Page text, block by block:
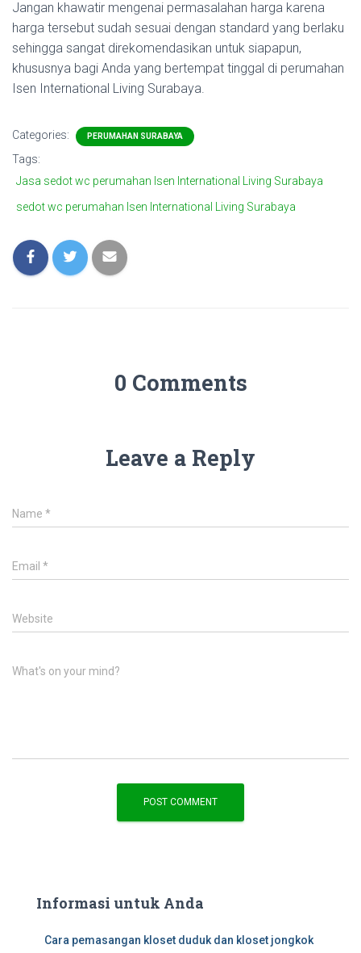
Jangan khawatir mengenai permasalahan harga karena
harga tersebut sudah sesuai dengan standard yang berlaku
sehingga sangat direkomendasikan untuk siapapun,
khususnya bagi Anda yang bertempat tinggal di perumahan
Isen International Living Surabaya.
Categories: PERUMAHAN SURABAYA
Tags:
Jasa sedot wc perumahan Isen International Living Surabaya
sedot wc perumahan Isen International Living Surabaya
0 Comments
Leave a Reply
Name *
Email *
Website
What's on your mind?
Informasi untuk Anda
Cara pemasangan kloset duduk dan kloset jongkok